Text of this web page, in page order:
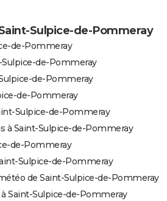
Sulpice-de-Pommeray
de-Pommeray
Sulpice-de-Pommeray
de-Pommeray
de-Pommeray
Sulpice-de-Pommeray
à Saint-Sulpice-de-Pommeray
de-Pommeray
Sulpice-de-Pommeray
de Saint-Sulpice-de-Pommeray
Saint-Sulpice-de-Pommeray